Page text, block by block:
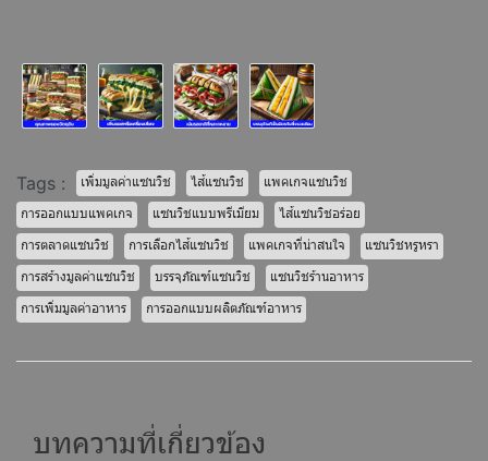
Tags : เพิ่มมูลค่าแซนวิช ไส้แซนวิช แพคเกจแซนวิช
การออกแบบแพคเกจ แซนวิชแบบพรีเมียม ไส้แซนวิชอร่อย
การตลาดแซนวิช การเลือกไส้แซนวิช แพคเกจที่น่าสนใจ แซนวิชหรูหรา
การสร้างมูลค่าแซนวิช บรรจุภัณฑ์แซนวิช แซนวิชร้านอาหาร
การเพิ่มมูลค่าอาหาร การออกแบบผลิตภัณฑ์อาหาร
บทความที่เกี่ยวข้อง